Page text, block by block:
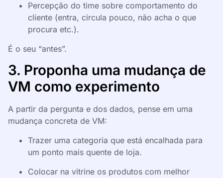
Percepção do time sobre comportamento do
cliente (entra, circula pouco, não acha o que
procura etc.).
É o seu “antes”.
3. Proponha uma mudança de
VM como experimento
A partir da pergunta e dos dados, pense em uma
mudança concreta de VM:
Trazer uma categoria que está encalhada para
um ponto mais quente de loja.
Colocar na vitrine os produtos com melhor